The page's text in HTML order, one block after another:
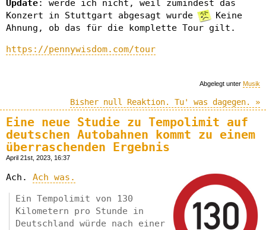
Update: werde ich nicht, weil zumindest das
Konzert in Stuttgart abgesagt wurde
Keine
Ahnung, ob das für die komplette Tour gilt.
https://pennywisdom.com/tour
Abgelegt unter Musik
Bisher null Reaktion. Tu' was dagegen. »
Eine neue Studie zu Tempolimit auf
deutschen Autobahnen kommt zu einem
überraschenden Ergebnis
April 21st, 2023, 16:37
Ach. Ach was.
Ein Tempolimit von 130
Kilometern pro Stunde in
Deutschland würde nach einer